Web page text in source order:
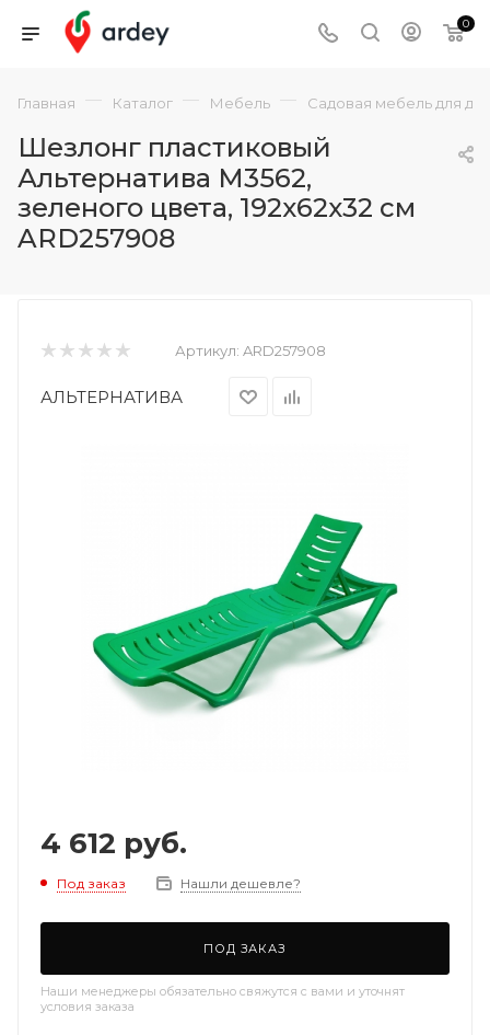
0
Главная — Каталог — Мебель — Садовая мебель для
Шезлонг пластиковый
Альтернатива М3562,
зеленого цвета, 192х62х32 см
ARD257908
Артикул: ARD257908
АЛЬТЕРНАТИВА
4 612 руб.
Под заказ Нашли дешевле?
ПОД ЗАКАЗ
Наши менеджеры обязательно свяжутся с вами и уточнят
условия заказа